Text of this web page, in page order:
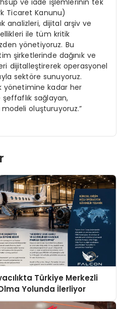
Ticaret Kanunu)
analizleri, dijital arşiv ve
ile tüm kritik
yönetiyoruz. Bu
şirketlerinde dağınık ve
dijitalleştirerek operasyonel
sektöre sunuyoruz.
yönetimine kadar her
sağlayan,
oluşturuyoruz.”
Türkiye Merkezli
Yolunda İlerliyor